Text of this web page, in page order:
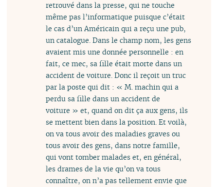
retrouvé dans la presse, qui ne touche
même pas l’informatique puisque c’était
le cas d’un Américain qui a reçu une pub,
un catalogue. Dans le champ nom, les gens
avaient mis une donnée personnelle : en
fait, ce mec, sa fille était morte dans un
accident de voiture. Donc il reçoit un truc
par la poste qui dit : « M. machin qui a
perdu sa fille dans un accident de
voiture » et, quand on dit ça aux gens, ils
se mettent bien dans la position. Et voilà,
on va tous avoir des maladies graves ou
tous avoir des gens, dans notre famille,
qui vont tomber malades et, en général,
les drames de la vie qu’on va tous
connaître, on n’a pas tellement envie que